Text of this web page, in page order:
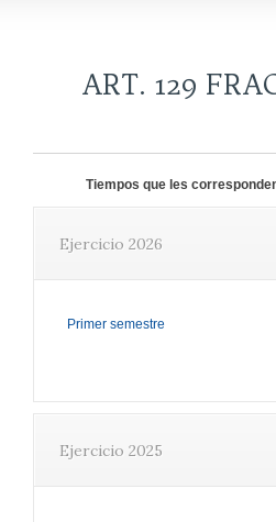
ART. 129
Tiempos que les
Ejercicio 2026
Primer semestre
Ejercicio 2025